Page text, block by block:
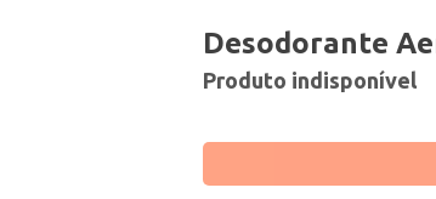
Desodorante
Produto indisponível